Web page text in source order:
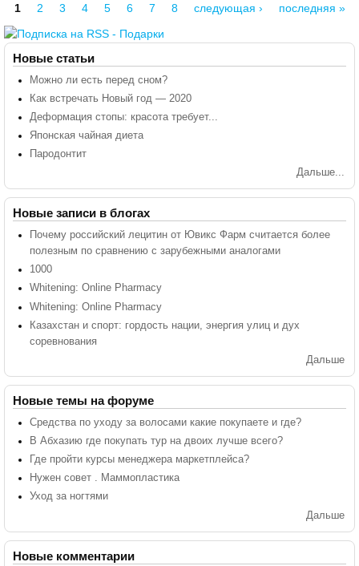
Страницы
1 2 3 4 5 6 7 8 следующая › последняя »
Новые статьи
Можно ли есть перед сном?
Как встречать Новый год — 2020
Деформация стопы: красота требует...
Японская чайная диета
Пародонтит
Дальше...
Новые записи в блогах
Почему российский лецитин от Ювикс Фарм считается более
полезным по сравнению с зарубежными аналогами
1000
Whitening: Online Pharmacy
Whitening: Online Pharmacy
Казахстан и спорт: гордость нации, энергия улиц и дух
соревнования
Дальше
Новые темы на форуме
Средства по уходу за волосами какие покупаете и где?
В Абхазию где покупать тур на двоих лучше всего?
Где пройти курсы менеджера маркетплейса?
Нужен совет . Маммопластика
Уход за ногтями
Дальше
Новые комментарии